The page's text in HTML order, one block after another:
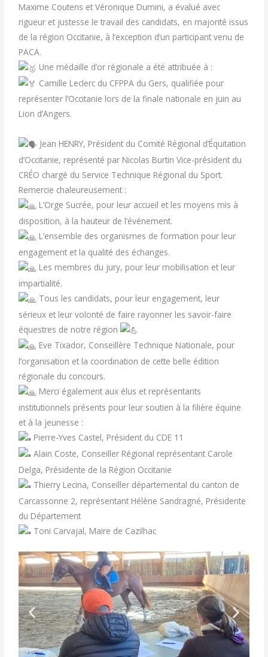
Maxime Coutens et Véronique Dumini, a évalué avec
rigueur et justesse le travail des candidats, en majorité issus
de la région Occitanie, à l’exception d’un participant venu de
PACA.
Une médaille d’or régionale a été attribuée à :
Camille Leclerc du CFPPA du Gers, qualifiée pour
représenter l’Occitanie lors de la finale nationale en juin au
Lion d’Angers.
Jean HENRY, Président du Comité Régional d’Équitation
d’Occitanie, représenté par Nicolas Burtin Vice-président du
CRÉO chargé du Service Technique Régional du Sport.
Remercie chaleureusement :
L’Orge Sucrée, pour leur accueil et les moyens mis à
disposition, à la hauteur de l’événement.
L’ensemble des organismes de formation pour leur
engagement et la qualité des échanges.
Les membres du jury, pour leur mobilisation et leur
impartialité.
Tous les candidats, pour leur engagement, leur
sérieux et leur volonté de faire rayonner les savoir-faire
équestres de notre région
Eve Tixador, Conseillère Technique Nationale, pour
l’organisation et la coordination de cette belle édition
régionale du concours.
Merci également aux élus et représentants
institutionnels présents pour leur soutien à la filière équine
et à la jeunesse :
Pierre-Yves Castel, Président du CDE 11
Alain Coste, Conseiller Régional représentant Carole
Delga, Présidente de la Région Occitanie
Thierry Lecina, Conseiller départemental du canton de
Carcassonne 2, représentant Hélène Sandragné, Présidente
du Département
Toni Carvajal, Maire de Cazilhac